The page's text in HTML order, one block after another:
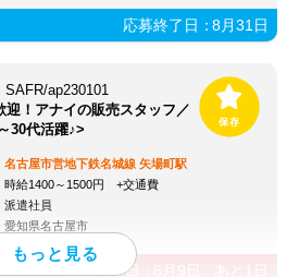
応募終了日：8月31日
SAFR/ap230101
迎！アナイの販売スタッフ／
30代活躍♪>
名古屋市営地下鉄名城線 矢場町駅
時給1400～1500円 +交通費
派遣社員
愛知県名古屋市
応募終了日：